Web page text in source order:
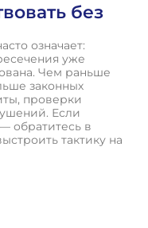
без
означает:
уже
Чем раньше
законных
проверки
Если
обратитесь в
тактику на